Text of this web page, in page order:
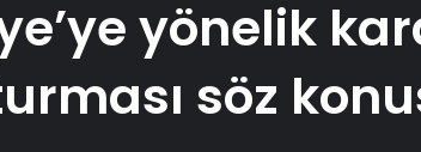
yönelik
söz